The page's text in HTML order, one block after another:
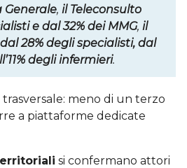
Generale, il Teleconsulto
e dal 32% dei MMG, il
28% degli specialisti, dal
degli infermieri.
meno di un terzo
a piattaforme dedicate
si confermano attori